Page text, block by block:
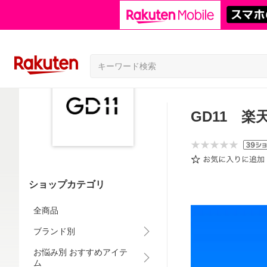
ショップカテゴリ
全商品
ブランド別
お悩み別 おすすめアイテ
ム
GD11 楽